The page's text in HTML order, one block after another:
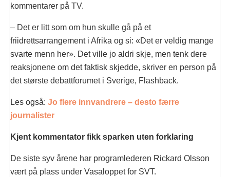
kommentarer på TV.
– Det er litt som om hun skulle gå på et
friidrettsarrangement i Afrika og si: «Det er veldig mange
svarte menn her». Det ville jo aldri skje, men tenk dere
reaksjonene om det faktisk skjedde, skriver en person på
det største debattforumet i Sverige, Flashback.
Les også: Jo flere innvandrere – desto færre
journalister
Kjent kommentator fikk sparken uten forklaring
De siste syv årene har programlederen Rickard Olsson
vært på plass under Vasaloppet for SVT.